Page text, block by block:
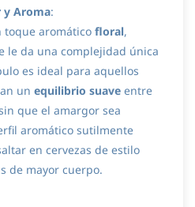
y Aroma:
toque aromático floral,
le da una complejidad única
es ideal para aquellos
un equilibrio suave entre
que el amargor sea
aromático sutilmente
en cervezas de estilo
de mayor cuerpo.